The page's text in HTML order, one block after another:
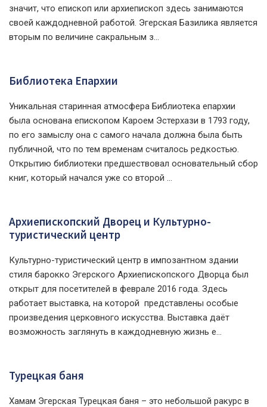
значит, что епископ или архиепископ здесь занимаются
своей каждодневной работой. Эгерская Базилика является
вторым по величине сакральным з...
Библиотека Епархии
Уникальная старинная атмосфера Библиотека епархии
была основана епископом Кароем Эстерхази в 1793 году,
по его замыслу она с самого начала должна была быть
публичной, что по тем временам считалось редкостью.
Открытию библиотеки предшествовал основательный сбор
книг, который начался уже со второй ...
Архиепископский Дворец и Культурно-
туристический центр
Культурно-туристический центр в импозантном здании
стиля барокко Эгерского Архиепископского Дворца был
открыт для посетителей в феврале 2016 года. Здесь
работает выставка, на которой представлены особые
произведения церковного искусства. Выставка даёт
возможность заглянуть в каждодневную жизнь е...
Турецкая баня
Хамам Эгерская Турецкая баня – это небольшой ракурс в